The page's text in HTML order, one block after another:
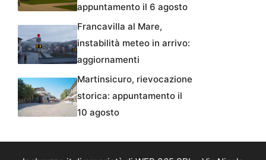
appuntamento il 6 agosto
Francavilla al Mare,
instabilità meteo in arrivo:
aggiornamenti
Martinsicuro, rievocazione
storica: appuntamento il
10 agosto